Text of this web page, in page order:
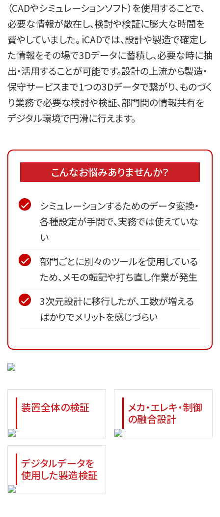
（CADやシミュレーションソフト）を使用することで、
必要な情報が散在し、検討や検証に膨大な時間を
費やしていました。 iCADでは、設計や製造で確定し
た情報をその場で3Dデータに蓄積し、必要な時に抽
出・活用することが可能です。設計の上流から製造・
保守サービスまで1つの3Dデータで繋がり、ものづく
り業務で必要な検討や検証、部門間の情報共有を
デジタル環境で円滑に行えます。
こんなお悩みありませんか？
シミュレーションするためのデータ変換・
各種設定が手間で、実務では使えていな
い
部門ごとに別々のツールを使用している
ため、メモの転記や打ち直し作業が発生
3次元設計に移行したが、工数が増える
ばかりでメリットを感じづらい
装置全体の検証
メカ・エレキ・制御
の融合設計
デジタルデータを
使用した製造検証